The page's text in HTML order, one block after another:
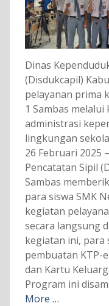
Dinas
(Disdukcapil)
pelayanan prima
1 Sambas
administrasi
lingkungan
26 Februari 2025
Pencatatan Sipil
Sambas
para siswa SMK
kegiatan
secara langsung
kegiatan ini, para
pembuatan KTP-
dan Kartu
Program ini
More …